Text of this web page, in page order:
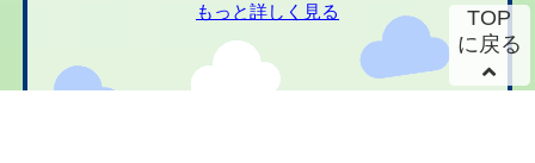
もっと詳しく見る
TOP
に戻る